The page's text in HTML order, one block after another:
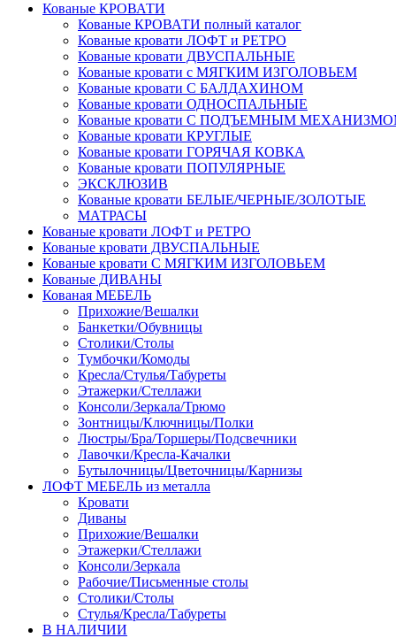
Кованые КРОВАТИ
Кованые КРОВАТИ полный каталог
Кованые кровати ЛОФТ и РЕТРО
Кованые кровати ДВУСПАЛЬНЫЕ
Кованые кровати с МЯГКИМ ИЗГОЛОВЬЕМ
Кованые кровати С БАЛДАХИНОМ
Кованые кровати ОДНОСПАЛЬНЫЕ
Кованые кровати С ПОДЪЕМНЫМ
Кованые кровати КРУГЛЫЕ
Кованые кровати ГОРЯЧАЯ КОВКА
Кованые кровати ПОПУЛЯРНЫЕ
ЭКСКЛЮЗИВ
Кованые кровати БЕЛЫЕ/ЧЕРНЫЕ/ЗОЛОТЫЕ
МАТРАСЫ
Кованые кровати ЛОФТ и РЕТРО
Кованые кровати ДВУСПАЛЬНЫЕ
Кованые кровати С МЯГКИМ ИЗГОЛОВЬЕМ
Кованые ДИВАНЫ
Кованая МЕБЕЛЬ
Прихожие/Вешалки
Банкетки/Обувницы
Столики/Столы
Тумбочки/Комоды
Кресла/Стулья/Табуреты
Этажерки/Стеллажи
Консоли/Зеркала/Трюмо
Зонтницы/Ключницы/Полки
Люстры/Бра/Торшеры/Подсвечники
Лавочки/Кресла-Качалки
Бутылочницы/Цветочницы/Карнизы
ЛОФТ МЕБЕЛЬ из металла
Кровати
Диваны
Прихожие/Вешалки
Этажерки/Стеллажи
Консоли/Зеркала
Рабочие/Письменные столы
Столики/Столы
Стулья/Кресла/Табуреты
В НАЛИЧИИ